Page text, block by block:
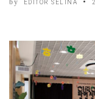
EDITOR SELINA